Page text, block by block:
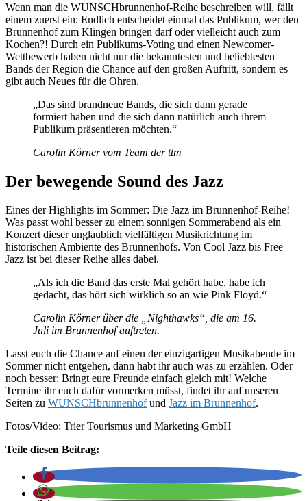
Wenn man die WUNSCHbrunnenhof-Reihe beschreiben will, fällt
einem zuerst ein: Endlich entscheidet einmal das Publikum, wer den
Brunnenhof zum Klingen bringen darf oder vielleicht auch zum
Kochen?! Durch ein Publikums-Voting und einen Newcomer-
Wettbewerb haben nicht nur die bekanntesten und beliebtesten
Bands der Region die Chance auf den großen Auftritt, sondern es
gibt auch Neues für die Ohren.
„Das sind brandneue Bands, die sich dann gerade
formiert haben und die sich dann natürlich auch ihrem
Publikum präsentieren möchten.“
Carolin Körner vom Team der ttm
Der bewegende Sound des Jazz
Eines der Highlights im Sommer: Die Jazz im Brunnenhof-Reihe!
Was passt wohl besser zu einem sonnigen Sommerabend als ein
Konzert dieser unglaublich vielfältigen Musikrichtung im
historischen Ambiente des Brunnenhofs. Von Cool Jazz bis Free
Jazz ist bei dieser Reihe alles dabei.
„Als ich die Band das erste Mal gehört habe, habe ich
gedacht, das hört sich wirklich so an wie Pink Floyd.“
Carolin Körner über die „Nighthawks“, die am 16.
Juli im Brunnenhof auftreten.
Lasst euch die Chance auf einen der einzigartigen Musikabende im
Sommer nicht entgehen, dann habt ihr auch was zu erzählen. Oder
noch besser: Bringt eure Freunde einfach gleich mit! Welche
Termine ihr euch dafür vormerken müsst, findet ihr auf unseren
Seiten zu WUNSCHbrunnenhofund Jazz im Brunnenhof.
Fotos/Video: Trier Tourismus und Marketing GmbH
Teile diesen Beitrag: